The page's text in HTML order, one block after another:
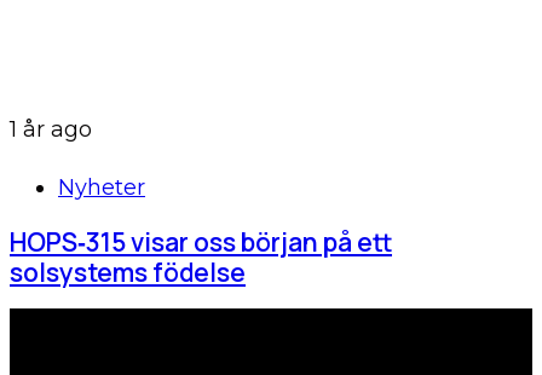
1 år ago
Nyheter
HOPS‑315 visar oss början på ett
solsystems födelse